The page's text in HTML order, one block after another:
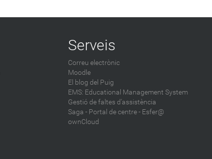
Serveis
Correu electrònic
Moodle
El blog del Puig
EMS: Educational Management System
Gestió de faltes d'assistència
Saga - Portal de centre - Esfer@
ownCloud